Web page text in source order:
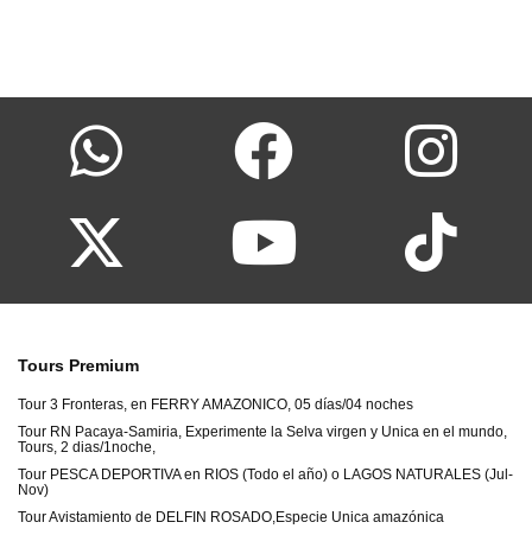
Tours Premium
Tour 3 Fronteras, en FERRY AMAZONICO, 05 días/04 noches
Tour RN Pacaya-Samiria, Experimente la Selva virgen y Unica en el mundo,
Tours, 2 dias/1noche,
Tour PESCA DEPORTIVA en RIOS (Todo el año) o LAGOS NATURALES (Jul-
Nov)
Tour Avistamiento de DELFIN ROSADO,Especie Unica amazónica